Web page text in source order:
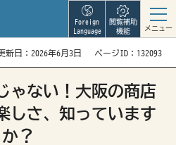
Foreign
Language
閲覧補助
機能
メニュー
新日：2026年6月3日 ページID：132093
ゃない！大阪の商店
しさ、知っています
か？